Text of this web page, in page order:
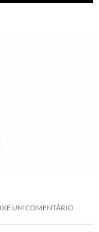
UM COMENTÁRIO